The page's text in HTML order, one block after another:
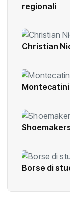
regionali
Christian
Borse di